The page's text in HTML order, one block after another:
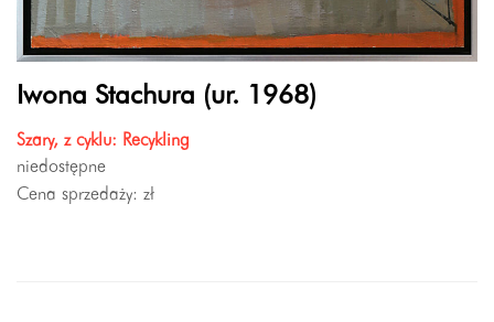
Iwona Stachura (ur. 1968)
Szary, z cyklu: Recykling
niedostępne
Cena sprzedaży: zł